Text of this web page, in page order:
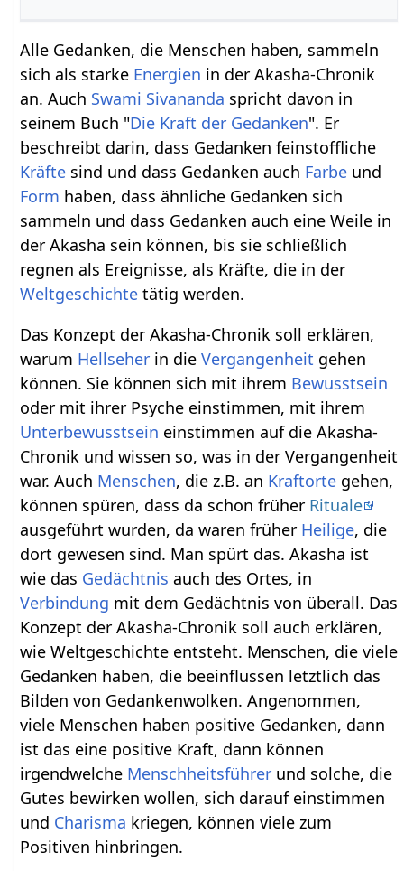
Alle Gedanken, die Menschen haben, sammeln
sich als starke Energien in der Akasha-Chronik
an. Auch Swami Sivananda spricht davon in
seinem Buch "Die Kraft der Gedanken". Er
beschreibt darin, dass Gedanken feinstoffliche
Kräfte sind und dass Gedanken auch Farbe und
Form haben, dass ähnliche Gedanken sich
sammeln und dass Gedanken auch eine Weile in
der Akasha sein können, bis sie schließlich
regnen als Ereignisse, als Kräfte, die in der
Weltgeschichte tätig werden.
Das Konzept der Akasha-Chronik soll erklären,
warum Hellseher in dieVergangenheit gehen
können. Sie können sich mit ihrem Bewusstsein
oder mit ihrer Psyche einstimmen, mit ihrem
Unterbewusstsein einstimmen auf die Akasha-
Chronik und wissen so, was in der Vergangenheit
war. Auch Menschen, die z.B. an Kraftorte gehen,
können spüren, dass da schon früher Rituale
ausgeführt wurden, da waren früher Heilige, die
dort gewesen sind. Man spürt das. Akasha ist
wie das Gedächtnis auch des Ortes, in
Verbindung mit dem Gedächtnis von überall. Das
Konzept der Akasha-Chronik soll auch erklären,
wie Weltgeschichte entsteht. Menschen, die viele
Gedanken haben, die beeinflussen letztlich das
Bilden von Gedankenwolken. Angenommen,
viele Menschen haben positive Gedanken, dann
ist das eine positive Kraft, dann können
irgendwelche Menschheitsführer und solche, die
Gutes bewirken wollen, sich darauf einstimmen
und Charisma kriegen, können viele zum
Positiven hinbringen.